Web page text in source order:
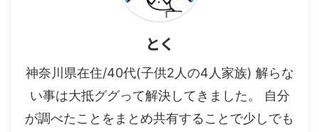
とく
神奈川県在住/40代(子供2人の4人家族) 解らな
い事は大抵ググって解決してきました。 自分
が調べたことをまとめ共有することで少しでも